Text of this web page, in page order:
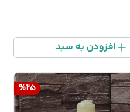
افزودن به سبد
%25